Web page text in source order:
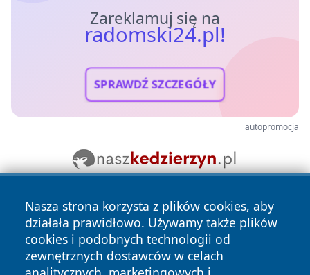
Zareklamuj się na
radomski24.pl!
SPRAWDŹ SZCZEGÓŁY
autopromocja
Nasza strona korzysta z plików cookies, aby
działała prawidłowo. Używamy także plików
cookies i podobnych technologii od
zewnętrznych dostawców w celach